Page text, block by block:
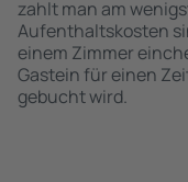
zahlt man am
Aufenthaltskosten
einem Zimmer
Gastein für einen
gebucht wird.